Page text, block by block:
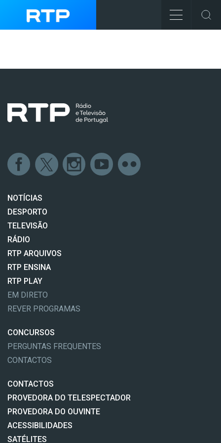
NOTÍCIAS
DESPORTO
TELEVISÃO
RÁDIO
RTP ARQUIVOS
RTP ENSINA
RTP PLAY
EM DIRETO
REVER PROGRAMAS
CONCURSOS
PERGUNTAS FREQUENTES
CONTACTOS
CONTACTOS
PROVEDORA DO TELESPECTADOR
PROVEDORA DO OUVINTE
ACESSIBILIDADES
SATÉLITES